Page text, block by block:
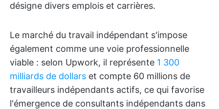
désigne divers emplois et carrières.
Le marché du travail indépendant s'impose
également comme une voie professionnelle
viable : selon Upwork, il représente 1 300
milliards de dollars et compte 60 millions de
travailleurs indépendants actifs, ce qui favorise
l'émergence de consultants indépendants dans